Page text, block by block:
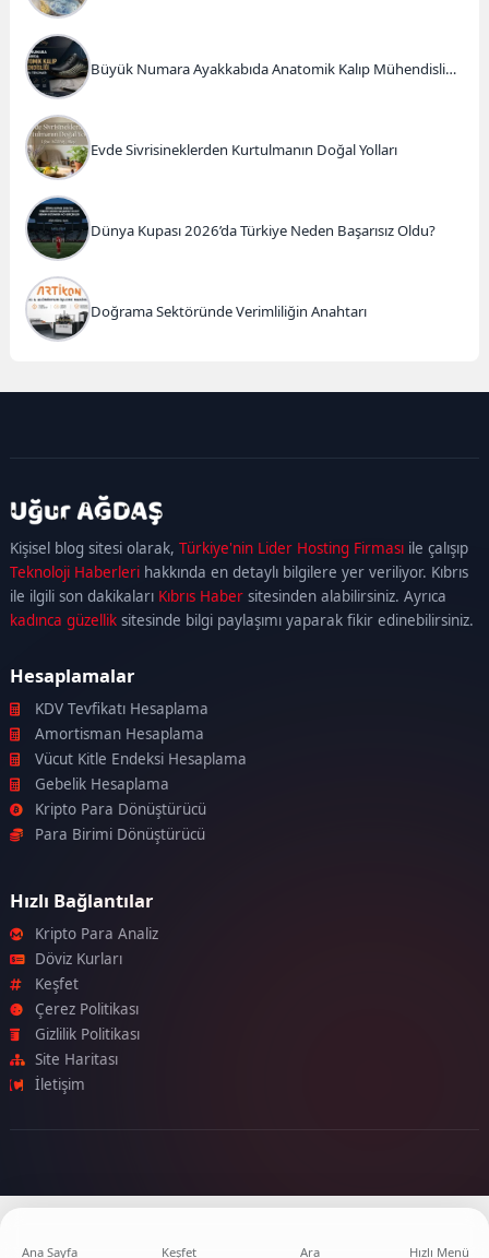
Büyük Numara Ayakkabıda Anatomik Kalıp Mühendisliği
Evde Sivrisineklerden Kurtulmanın Doğal Yolları
Dünya Kupası 2026’da Türkiye Neden Başarısız Oldu?
Doğrama Sektöründe Verimliliğin Anahtarı
Kişisel blog sitesi olarak,Türkiye'nin Lider Hosting Firması ile çalışıp
Teknoloji Haberleri hakkında en detaylı bilgilere yer veriliyor. Kıbrıs
ile ilgili son dakikaları Kıbrıs Haber sitesinden alabilirsiniz. Ayrıca
kadınca güzellik sitesinde bilgi paylaşımı yaparak fikir edinebilirsiniz.
kadıköy
escortmaltepe
escortataşehir
escortümraniye
escort
Hesaplamalar
KDV Tevfikatı Hesaplama
Amortisman Hesaplama
Vücut Kitle Endeksi Hesaplama
Gebelik Hesaplama
Kripto Para Dönüştürücü
Para Birimi Dönüştürücü
Hızlı Bağlantılar
Kripto Para Analiz
Döviz Kurları
Keşfet
Çerez Politikası
Gizlilik Politikası
Site Haritası
İletişim
Ana Sayfa Keşfet Ara Hızlı Menü